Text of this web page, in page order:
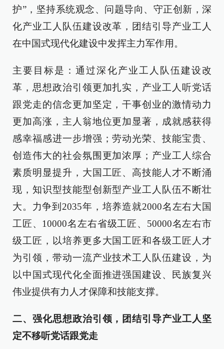
护”，坚持系统观念、问题导向、守正创新，深
化产业工人队伍建设改革，团结引导产业工人
在中国式现代化建设中发挥主力军作用。
主要目标是：通过深化产业工人队伍建设改
革，思想政治引领更加扎实，产业工人听党话
跟党走的信念更加坚定，干事创业的激情动力
更加高涨，主人翁地位更加显著，成就感获得
感幸福感进一步增强；劳动光荣、技能宝贵、
创造伟大的社会氛围更加浓厚；产业工人综合
素质明显提升，大国工匠、高技能人才不断涌
现，知识型技能型创新型产业工人队伍不断壮
大。力争到2035年，培养造就2000名左右大国
工匠、10000名左右省级工匠、50000名左右市
级工匠，以培养更多大国工匠和各级工匠人才
为引领，带动一流产业技术工人队伍建设，为
以中国式现代化全面推进强国建设、民族复兴
伟业提供有力人才保障和技能支撑。
二、强化思想政治引领，团结引导产业工人坚
定不移听党话跟党走